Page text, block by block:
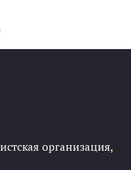
организация,